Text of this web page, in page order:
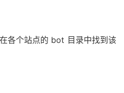
各个站点的 bot 目录中找到该